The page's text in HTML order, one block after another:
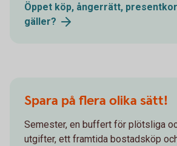
Öppet köp, ångerrätt,
gäller?
Spara på flera olika sätt!
Semester, en buffert för plötsliga
utgifter, ett framtida bostadsköp